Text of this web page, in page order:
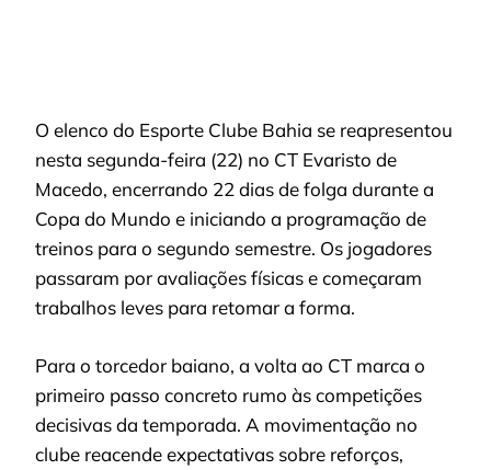
O elenco do Esporte Clube Bahia se reapresentou
nesta segunda-feira (22) no CT Evaristo de
Macedo, encerrando 22 dias de folga durante a
Copa do Mundo e iniciando a programação de
treinos para o segundo semestre. Os jogadores
passaram por avaliações físicas e começaram
trabalhos leves para retomar a forma.
Para o torcedor baiano, a volta ao CT marca o
primeiro passo concreto rumo às competições
decisivas da temporada. A movimentação no
clube reacende expectativas sobre reforços,